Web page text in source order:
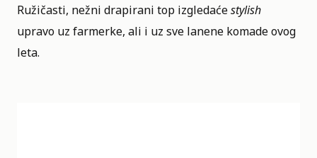
Ružičasti, nežni drapirani top izgledaćestylish
upravo uz farmerke, ali i uz sve lanene komade ovog
leta.